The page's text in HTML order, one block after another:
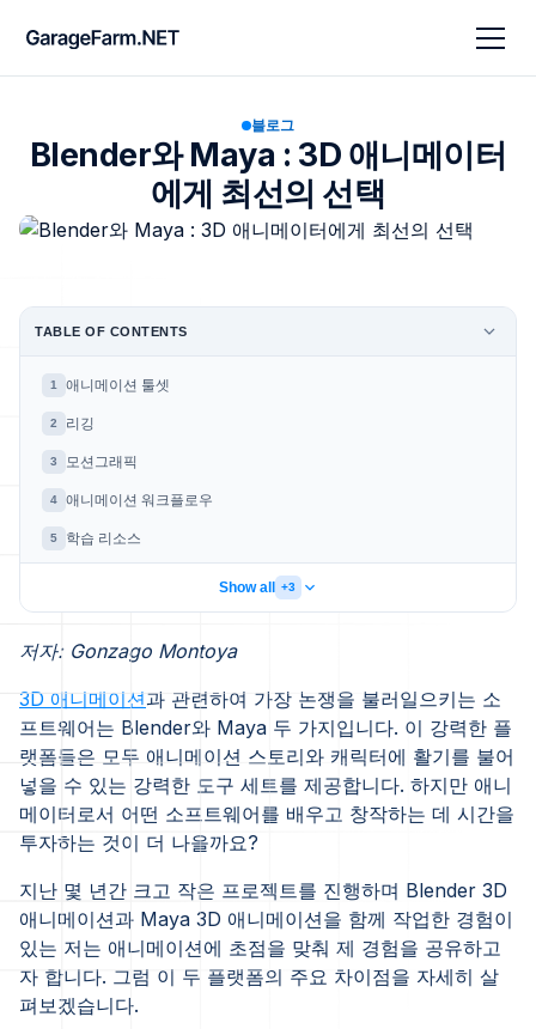
블로그
Blender와 Maya : 3D 애니메이터
에게 최선의 선택
저자: Gonzago Montoya
3D 애니메이션과 관련하여 가장 논쟁을 불러일으키는 소
프트웨어는 Blender와 Maya 두 가지입니다. 이 강력한 플
랫폼들은 모두 애니메이션 스토리와 캐릭터에 활기를 불어
넣을 수 있는 강력한 도구 세트를 제공합니다. 하지만 애니
메이터로서 어떤 소프트웨어를 배우고 창작하는 데 시간을
투자하는 것이 더 나을까요?
지난 몇 년간 크고 작은 프로젝트를 진행하며 Blender 3D
애니메이션과 Maya 3D 애니메이션을 함께 작업한 경험이
있는 저는 애니메이션에 초점을 맞춰 제 경험을 공유하고
자 합니다. 그럼 이 두 플랫폼의 주요 차이점을 자세히 살
펴보겠습니다.
TABLE OF CONTENTS
1 애니메이션 툴셋
2 리깅
3 모션그래픽
4 애니메이션 워크플로우
5 학습 리소스
Show all +3